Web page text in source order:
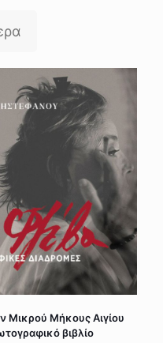
Μικρού Μήκους Αιγίου
βιβλίο